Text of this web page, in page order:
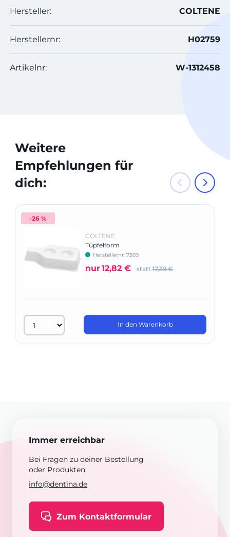
Hersteller: COLTENE
Herstellernr: H02759
Artikelnr: W-1312458
Weitere
Empfehlungen für
dich:
-26 %
COLTENE
Tüpfelform
Herstellernr: 7369
nur12,82 € statt 17,39 €
In den Warenkorb
Immer erreichbar
Bei Fragen zu deiner Bestellung
oder Produkten:
info@dentina.de
Zum Kontaktformular